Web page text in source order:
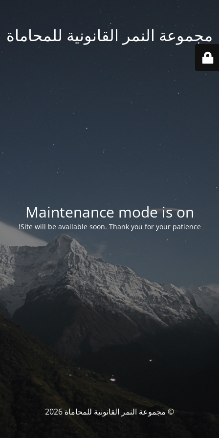
مجموعة النمر القانونية للمحاماة
Maintenance mode is on
Site will be available soon. Thank you for your patience!
© مجموعة النمر القانونية للمحاماة 2026